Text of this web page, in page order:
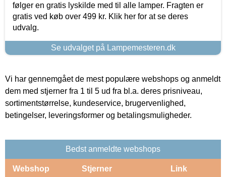
følger en gratis lyskilde med til alle lamper. Fragten er
gratis ved køb over 499 kr. Klik her for at se deres
udvalg.
Se udvalget på Lampemesteren.dk
Vi har gennemgået de mest populære webshops og anmeldt
dem med stjerner fra 1 til 5 ud fra bl.a. deres prisniveau,
sortimentstørrelse, kundeservice, brugervenlighed,
betingelser, leveringsformer og betalingsmuligheder.
Bedst anmeldte webshops
Webshop Stjerner Link